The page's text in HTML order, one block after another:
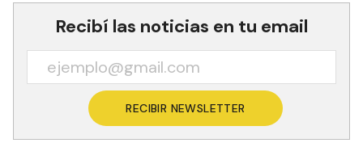
Recibí las noticias en tu email
RECIBIR NEWSLETTER